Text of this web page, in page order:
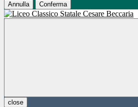
Annulla Conferma
close